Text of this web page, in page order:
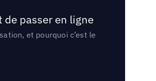
passer en ligne
et pourquoi c’est le